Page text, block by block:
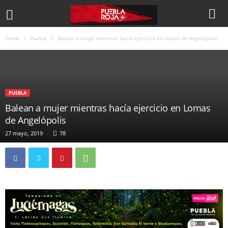
Home Puebla Balean a mujer mientras hacía ejercicio en Lomas de Angelópolis
PUEBLA
Balean a mujer mientras hacía ejercicio en Lomas
de Angelópolis
27 mayo, 2019 78